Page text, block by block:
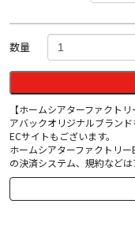
数量
【ホームシアターファクトリ
アバックオリジナルブラン
ECサイトもございます。
ホームシアターファクトリ
の決済システム、規約などは